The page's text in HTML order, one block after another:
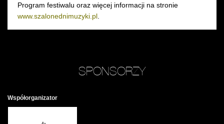
Program festiwalu oraz więcej informacji na stronie
www.szalonednimuzyki.pl
SPONSORZY
Współorganizator